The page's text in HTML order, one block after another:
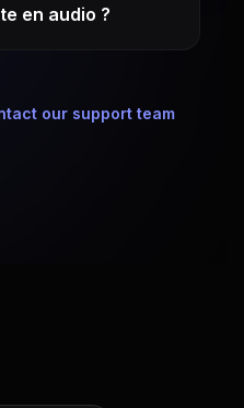
en audio ?
our support team